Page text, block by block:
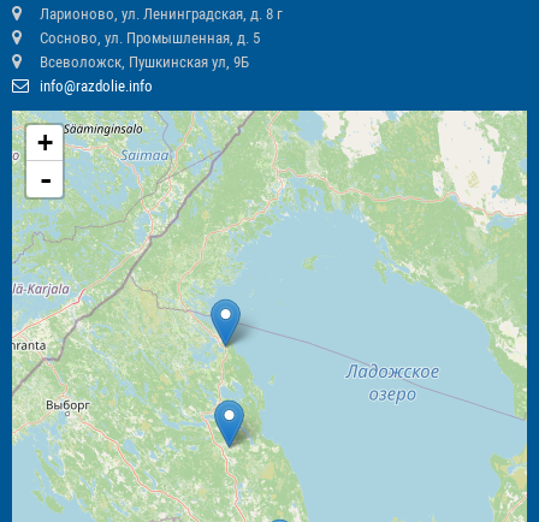
Ларионово, ул. Ленинградская, д. 8 г
Сосново, ул. Промышленная, д. 5
Всеволожск, Пушкинская ул, 9Б
info@razdolie.info
+
-